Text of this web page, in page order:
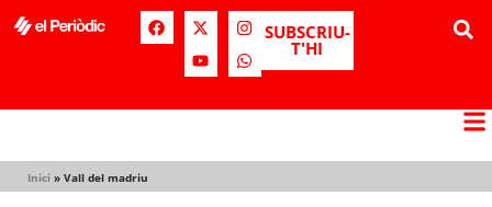
SUBSCRIU-
T'HI
Inici » Vall del madriu